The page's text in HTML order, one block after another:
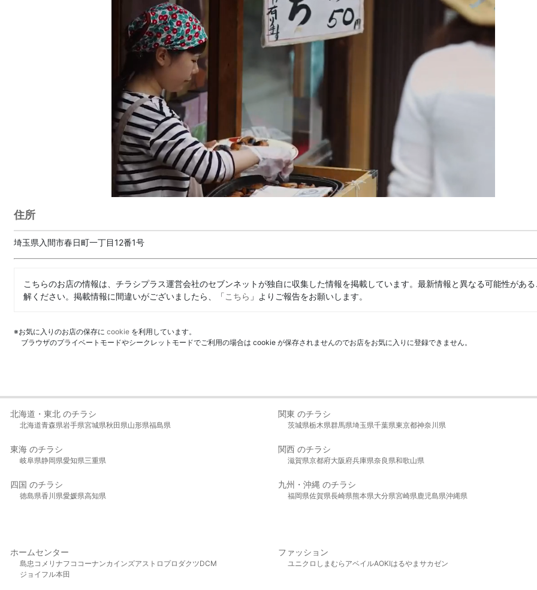
住所
埼玉県入間市春日町一丁目12番1号
こちらのお店の情報は、チラシプラス運営会社のセブンネットが独自に収集した情報を掲載しています。最新情報と異なる可能性があ
解ください。掲載情報に間違いがございましたら、「こちら 」よりご報告をお願いします。
※お気に入りのお店の保存に cookie を利用しています。
ブラウザのプライベートモードやシークレットモードでご利用の場合は cookie が保存されませんのでお店をお気に入りに登録できません。
北海道・東北 のチラシ
北海道青森県岩手県宮城県秋田県山形県福島県
関東 のチラシ
茨城県栃木県群馬県埼玉県千葉県東京都神奈川県
東海 のチラシ
岐阜県静岡県愛知県三重県
関西 のチラシ
滋賀県京都府大阪府兵庫県奈良県和歌山県
四国 のチラシ
徳島県香川県愛媛県高知県
九州・沖縄 のチラシ
福岡県佐賀県長崎県熊本県大分県宮崎県鹿児島県沖縄県
ホームセンター
島忠 コメリ ナフコ コーナンカインズアストロプロダクツDCM
ジョイフル本田
ファッション
ユニクロ しまむら アベイルAOKIはるやま サカゼン